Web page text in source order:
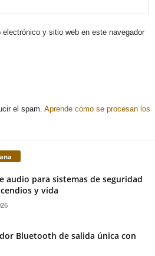
electrónico y sitio web en este navegador
el spam. Aprende cómo se procesan los
audio para sistemas de seguridad
y vida
Bluetooth de salida única con